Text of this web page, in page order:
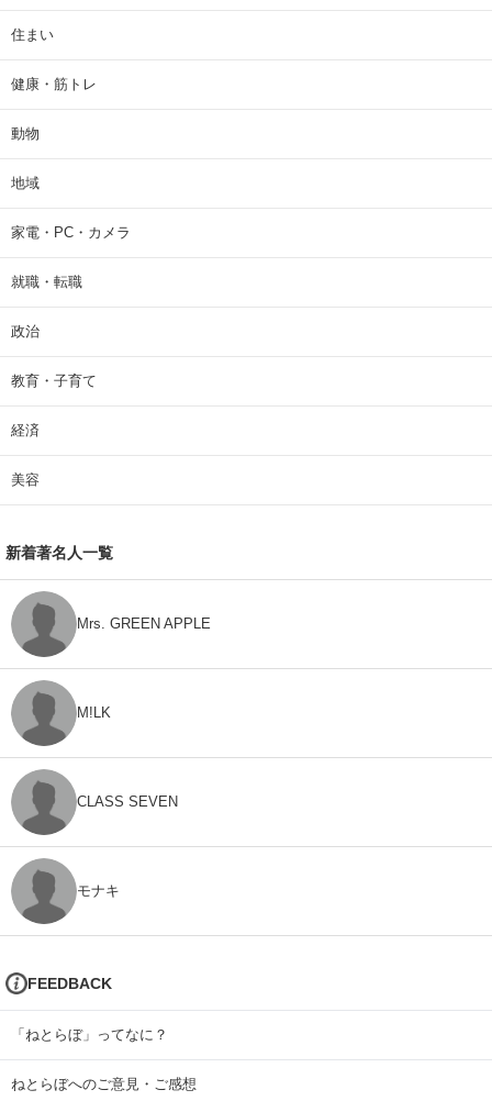
住まい
健康・筋トレ
動物
地域
家電・PC・カメラ
就職・転職
政治
教育・子育て
経済
美容
新着著名人一覧
Mrs. GREEN APPLE
M!LK
CLASS SEVEN
モナキ
FEEDBACK
「ねとらぼ」ってなに？
ねとらぼへのご意見・ご感想